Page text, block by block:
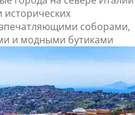
исторических
соборами,
и модными бутиками